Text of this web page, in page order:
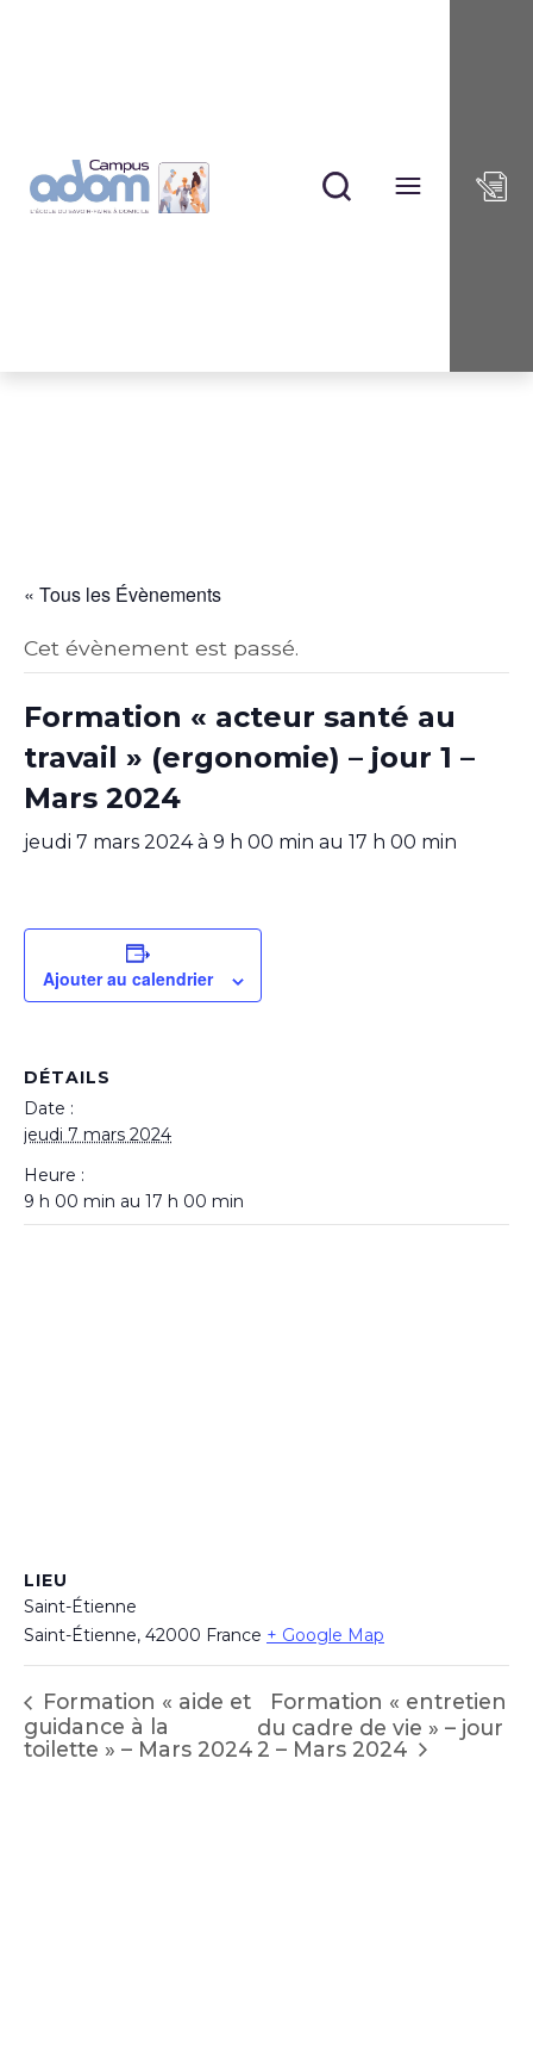
« Tous les Évènements
Cet évènement est passé.
Formation « acteur santé au
travail » (ergonomie) – jour 1 –
Mars 2024
jeudi 7 mars 2024 à 9 h 00 min au 17 h 00 min
Ajouter au calendrier
DÉTAILS
Date :
jeudi 7 mars 2024
Heure :
9 h 00 min au 17 h 00 min
LIEU
Saint-Étienne
Saint-Étienne, 42000 France + Google Map
Formation « aide et
guidance à la
toilette » – Mars 2024
Formation « entretien
du cadre de vie » – jour
2 – Mars 2024